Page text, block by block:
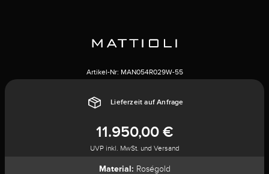
Artikel-Nr: MAN054R029W-55
Lieferzeit auf Anfrage
11.950,00 €
UVP inkl. MwSt. und Versand
Material: Roségold